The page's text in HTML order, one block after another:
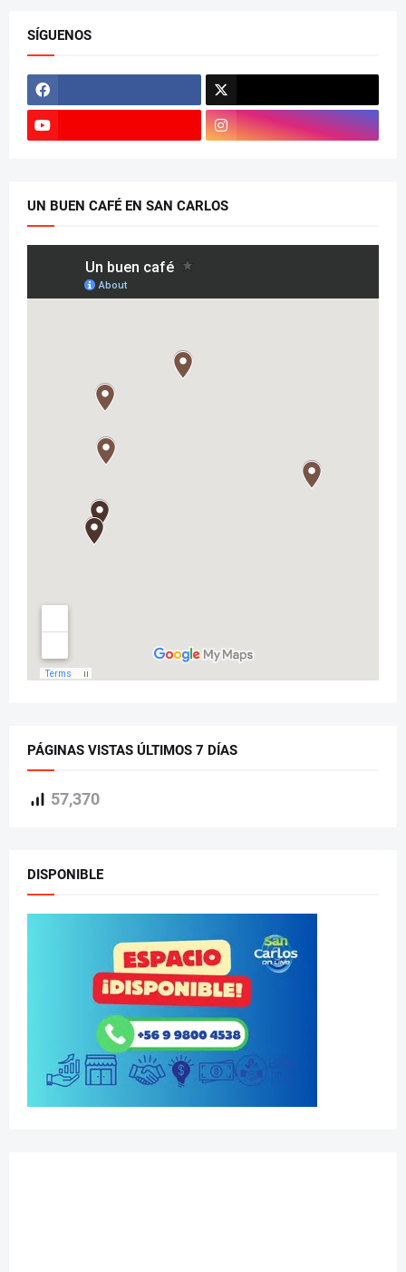
SÍGUENOS
UN BUEN CAFÉ EN SAN CARLOS
PÁGINAS VISTAS ÚLTIMOS 7 DÍAS
57,370
DISPONIBLE